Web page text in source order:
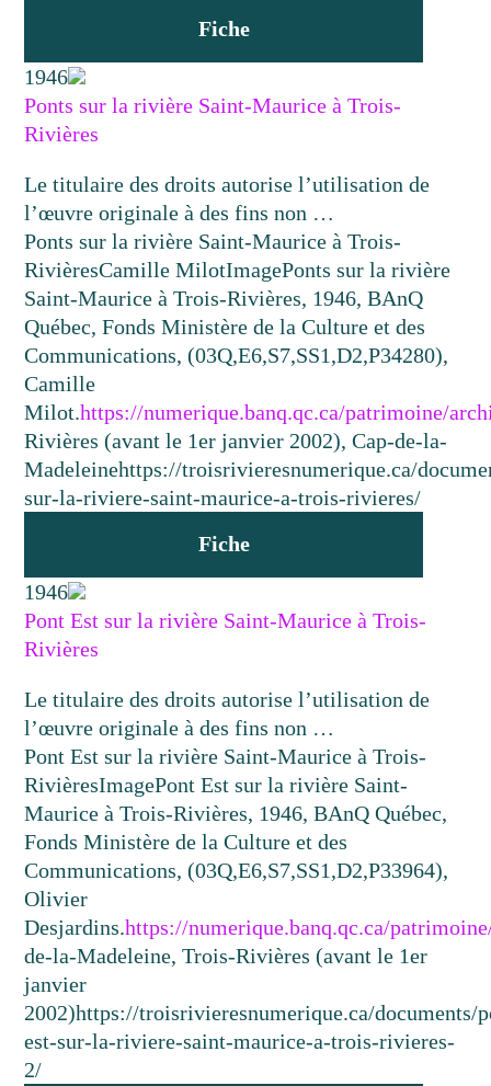
Fiche
1946
Ponts sur la rivière Saint-Maurice à Trois-
Rivières
Le titulaire des droits autorise l’utilisation de
l’œuvre originale à des fins non …
Ponts sur la rivière Saint-Maurice à Trois-
RivièresCamille MilotImagePonts sur la rivière
Saint-Maurice à Trois-Rivières, 1946, BAnQ
Québec, Fonds Ministère de la Culture et des
Communications, (03Q,E6,S7,SS1,D2,P34280),
Camille
Milot.https://numerique.banq.qc.ca/patrimoine/
Rivières (avant le 1er janvier 2002), Cap-de-la-
Madeleinehttps://troisrivieresnumerique.ca/
sur-la-riviere-saint-maurice-a-trois-rivieres/
Fiche
1946
Pont Est sur la rivière Saint-Maurice à Trois-
Rivières
Le titulaire des droits autorise l’utilisation de
l’œuvre originale à des fins non …
Pont Est sur la rivière Saint-Maurice à Trois-
RivièresImagePont Est sur la rivière Saint-
Maurice à Trois-Rivières, 1946, BAnQ Québec,
Fonds Ministère de la Culture et des
Communications, (03Q,E6,S7,SS1,D2,P33964),
Olivier
Desjardins.https://numerique.banq.qc.ca/
de-la-Madeleine, Trois-Rivières (avant le 1er
janvier
2002)https://troisrivieresnumerique.ca/documents/
est-sur-la-riviere-saint-maurice-a-trois-rivieres-
2/